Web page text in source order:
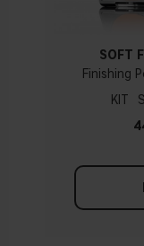
SOFT
Finishing
KIT